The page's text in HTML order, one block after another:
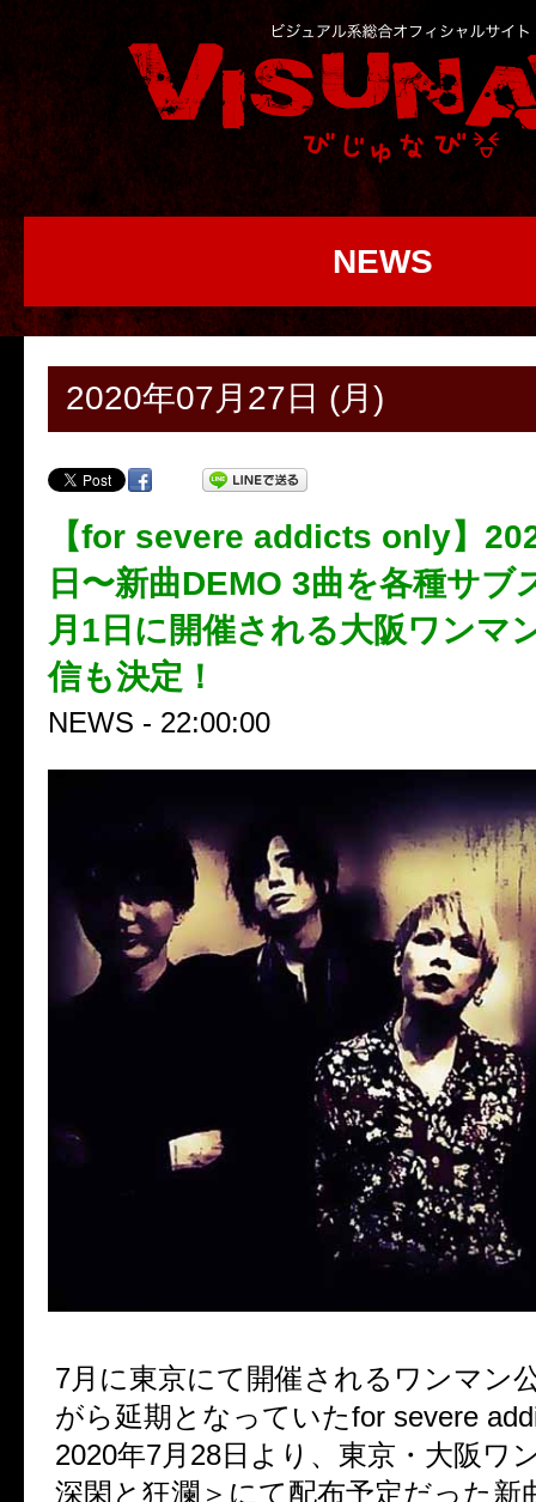
NEWS
2020年07月27日 (月)
【for severe addicts only】
日〜新曲DEMO 3曲を各種サブ
月1日に開催される大阪ワンマ
信も決定！
NEWS - 22:00:00
7月に東京にて開催されるワンマン
がら延期となっていたfor severe
2020年7月28日より、東京・大阪ワ
深閑と狂瀾＞にて配布予定だった新